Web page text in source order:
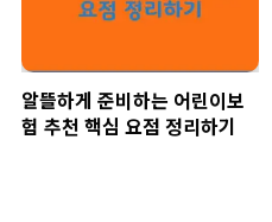
알뜰하게 준비하는 어린이보
험 추천 핵심 요점 정리하기